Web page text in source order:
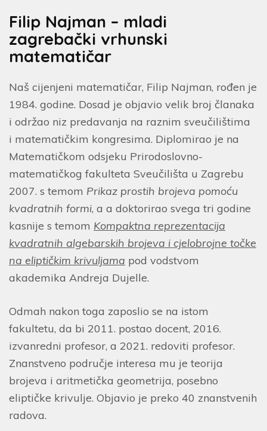
Filip Najman – mladi
zagrebački vrhunski
matematičar
Naš cijenjeni matematičar, Filip Najman, rođen je
1984. godine. Dosad je objavio velik broj članaka
i održao niz predavanja na raznim sveučilištima
i matematičkim kongresima. Diplomirao je na
Matematičkom odsjeku Prirodoslovno-
matematičkog fakulteta Sveučilišta u Zagrebu
2007. s temom Prikaz prostih brojeva pomoću
kvadratnih formi, a a doktorirao svega tri godine
kasnije s temom Kompaktna reprezentacija
kvadratnih algebarskih brojeva i cjelobrojne točke
na eliptičkim krivuljama pod vodstvom
akademika Andreja Dujelle.
Odmah nakon toga zaposlio se na istom
fakultetu, da bi 2011. postao docent, 2016.
izvanredni profesor, a 2021. redoviti profesor.
Znanstveno područje interesa mu je teorija
brojeva i aritmetička geometrija, posebno
eliptičke krivulje. Objavio je preko 40 znanstvenih
radova.